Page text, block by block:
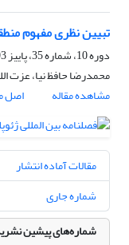
تبیین نظری مفهوم
دوره 10، شماره 35، پاییز 1393، صفحه
محمدرضا حافظ‌ نیا، عزت
مشاهده مقاله
اصل
مقالات آماده انتشار
شماره جاری
شماره‌های پیشین